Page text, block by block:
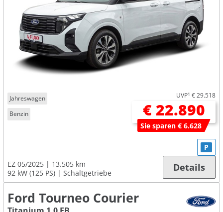
Jahreswagen
Benzin
UVP1 € 29.518
€ 22.890
Sie sparen € 6.628
EZ 05/2025
13.505 km
92 kW (125 PS)
Schaltgetriebe
P
Details
Ford Tourneo Courier